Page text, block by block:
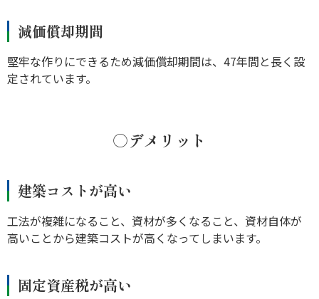
減価償却期間
堅牢な作りにできるため減価償却期間は、47年間と長く設
定されています。
○デメリット
建築コストが高い
工法が複雑になること、資材が多くなること、資材自体が
高いことから建築コストが高くなってしまいます。
固定資産税が高い